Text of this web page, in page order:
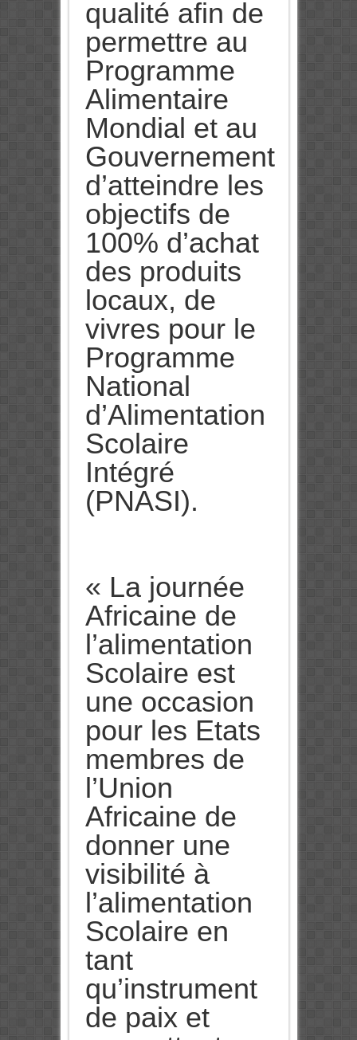
qualité afin de
permettre au
Programme
Alimentaire
Mondial et au
Gouvernement
d’atteindre les
objectifs de
100% d’achat
des produits
locaux, de
vivres pour le
Programme
National
d’Alimentation
Scolaire
Intégré
(PNASI).
« La journée
Africaine de
l’alimentation
Scolaire est
une occasion
pour les Etats
membres de
l’Union
Africaine de
donner une
visibilité à
l’alimentation
Scolaire en
tant
qu’instrument
de paix et